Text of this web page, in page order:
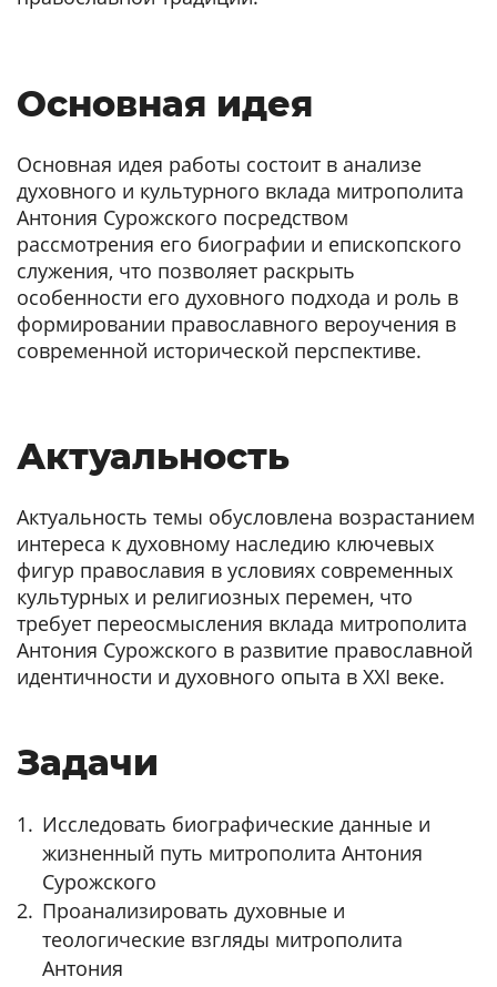
Основная идея
Основная идея работы состоит в анализе
духовного и культурного вклада митрополита
Антония Сурожского посредством
рассмотрения его биографии и епископского
служения, что позволяет раскрыть
особенности его духовного подхода и роль в
формировании православного вероучения в
современной исторической перспективе.
Актуальность
Актуальность темы обусловлена возрастанием
интереса к духовному наследию ключевых
фигур православия в условиях современных
культурных и религиозных перемен, что
требует переосмысления вклада митрополита
Антония Сурожского в развитие православной
идентичности и духовного опыта в XXI веке.
Задачи
Исследовать биографические данные и
жизненный путь митрополита Антония
Сурожского
Проанализировать духовные и
теологические взгляды митрополита
Антония